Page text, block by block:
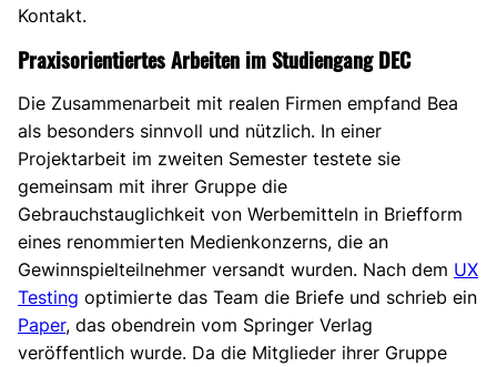
Kontakt.
Praxisorientiertes Arbeiten im Studiengang DEC
Die Zusammenarbeit mit realen Firmen empfand Bea
als besonders sinnvoll und nützlich. In einer
Projektarbeit im zweiten Semester testete sie
gemeinsam mit ihrer Gruppe die
Gebrauchstauglichkeit von Werbemitteln in Briefform
eines renommierten Medienkonzerns, die an
Gewinnspielteilnehmer versandt wurden. Nach dem UX
Testing optimierte das Team die Briefe und schrieb ein
Paper, das obendrein vom Springer Verlag
veröffentlich wurde. Da die Mitglieder ihrer Gruppe